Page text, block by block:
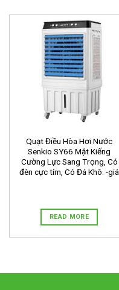
Quạt Điều Hòa Hơi Nước
Senkio SY66 Mặt Kiếng
Cường Lực Sang Trọng, Có
đèn cực tím, Có Đá Khô. -giá
READ MORE